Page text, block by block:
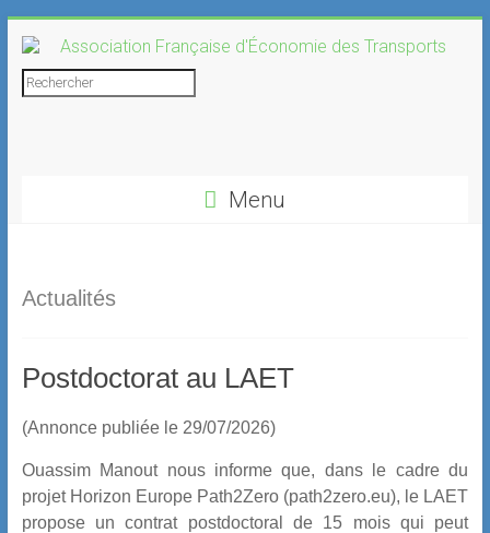
to
content
Association
Menu
Actualités
Postdoctorat au LAET
(Annonce publiée le 29/07/2026)
Ouassim Manout nous informe que, dans le cadre du
projet Horizon Europe Path2Zero (path2zero.eu), le LAET
propose un contrat postdoctoral de 15 mois qui peut